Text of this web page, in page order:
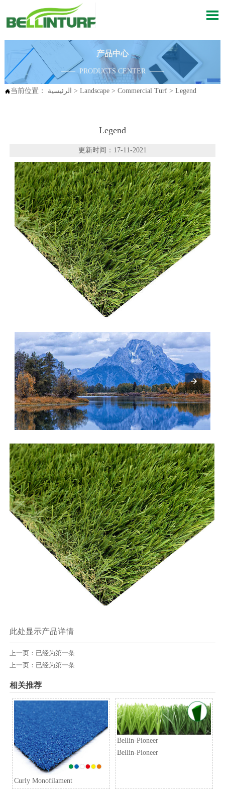

产品中心
—— PRODUCTS CENTER ——
当前位置： الرئيسية > Landscape> Commercial Turf> Legend
Legend
更新时间：17-11-2021
此处显示产品详情
上一页：已经为第一条
上一页：已经为第一条
相关推荐
Curly Monofilament
Bellin-Pioneer
Bellin-Pioneer